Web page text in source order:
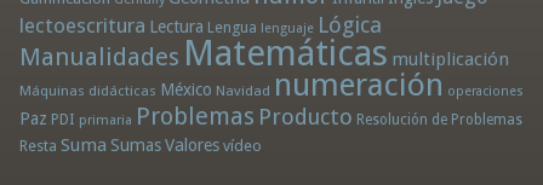
lectoescritura Lectura Lengua lenguaje Lógica
Manualidades Matemáticas multiplicación
Máquinas didácticas México Navidad numeración operaciones
Paz PDI primaria Problemas Producto Resolución de Problemas
Resta Suma Sumas Valores vídeo